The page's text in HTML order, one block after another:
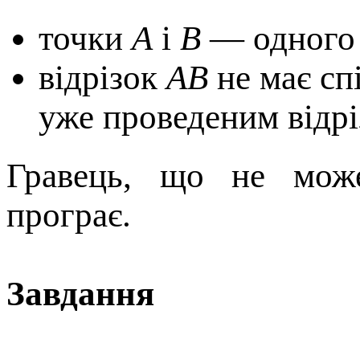
точкиА і В — одного
відрізокАВ не має
уже проведеним
Гравець, що не
програє.
Завдання